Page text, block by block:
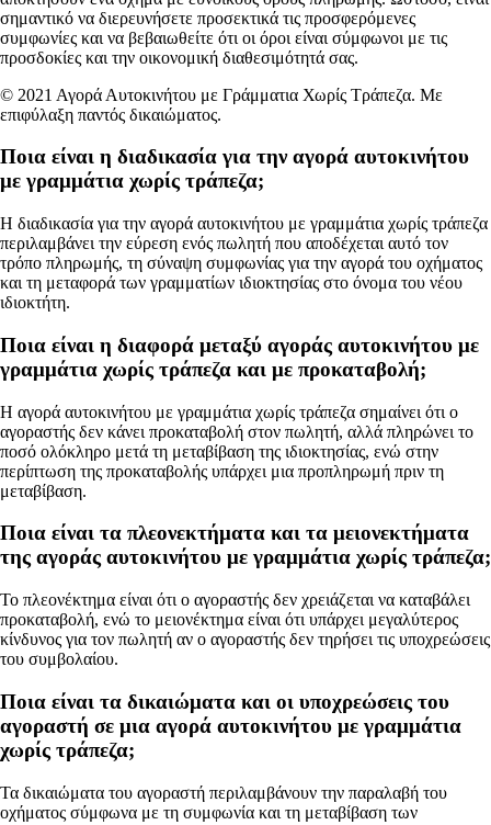
σημαντικό να διερευνήσετε προσεκτικά τις προσφερόμενες
συμφωνίες και να βεβαιωθείτε ότι οι όροι είναι σύμφωνοι με τις
προσδοκίες και την οικονομική διαθεσιμότητά σας.
© 2021 Αγορά Αυτοκινήτου με Γράμματια Χωρίς Τράπεζα. Με
επιφύλαξη παντός δικαιώματος.
Ποια είναι η διαδικασία για την αγορά αυτοκινήτου
με γραμμάτια χωρίς τράπεζα;
Η διαδικασία για την αγορά αυτοκινήτου με γραμμάτια χωρίς τράπεζα
περιλαμβάνει την εύρεση ενός πωλητή που αποδέχεται αυτό τον
τρόπο πληρωμής, τη σύναψη συμφωνίας για την αγορά του οχήματος
και τη μεταφορά των γραμματίων ιδιοκτησίας στο όνομα του νέου
ιδιοκτήτη.
Ποια είναι η διαφορά μεταξύ αγοράς αυτοκινήτου με
γραμμάτια χωρίς τράπεζα και με προκαταβολή;
Η αγορά αυτοκινήτου με γραμμάτια χωρίς τράπεζα σημαίνει ότι ο
αγοραστής δεν κάνει προκαταβολή στον πωλητή, αλλά πληρώνει το
ποσό ολόκληρο μετά τη μεταβίβαση της ιδιοκτησίας, ενώ στην
περίπτωση της προκαταβολής υπάρχει μια προπληρωμή πριν τη
μεταβίβαση.
Ποια είναι τα πλεονεκτήματα και τα μειονεκτήματα
της αγοράς αυτοκινήτου με γραμμάτια χωρίς τράπεζα;
Το πλεονέκτημα είναι ότι ο αγοραστής δεν χρειάζεται να καταβάλει
προκαταβολή, ενώ το μειονέκτημα είναι ότι υπάρχει μεγαλύτερος
κίνδυνος για τον πωλητή αν ο αγοραστής δεν τηρήσει τις υποχρεώσεις
του συμβολαίου.
Ποια είναι τα δικαιώματα και οι υποχρεώσεις του
αγοραστή σε μια αγορά αυτοκινήτου με γραμμάτια
χωρίς τράπεζα;
Τα δικαιώματα του αγοραστή περιλαμβάνουν την παραλαβή του
οχήματος σύμφωνα με τη συμφωνία και τη μεταβίβαση των